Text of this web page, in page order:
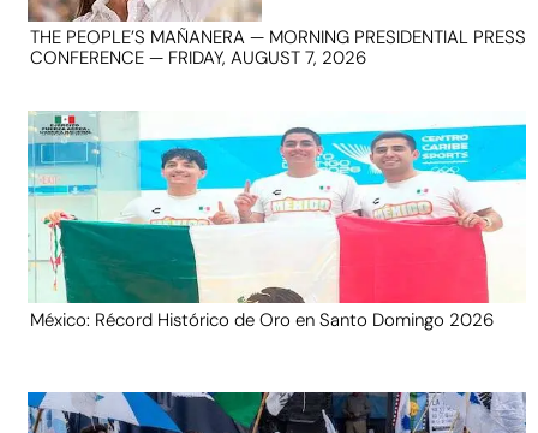
THE PEOPLE’S MAÑANERA — MORNING PRESIDENTIAL PRESS
CONFERENCE — FRIDAY, AUGUST 7, 2026
México: Récord Histórico de Oro en Santo Domingo 2026